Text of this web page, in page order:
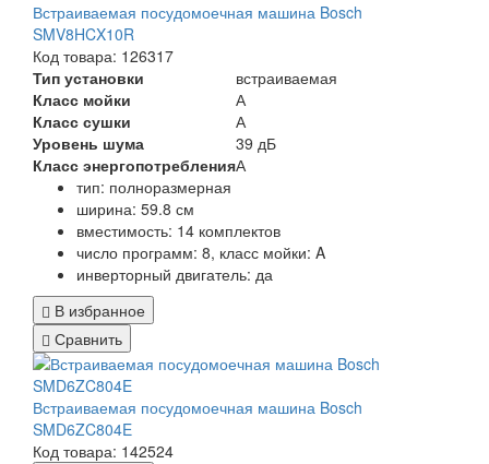
Встраиваемая посудомоечная машина Bosch
SMV8HCX10R
Код товара: 126317
Тип установки
встраиваемая
Класс мойки
А
Класс сушки
А
Уровень шума
39 дБ
Класс энергопотребленияА
тип: полноразмерная
ширина: 59.8 см
вместимость: 14 комплектов
число программ: 8, класс мойки: A
инверторный двигатель: да
В избранное
Сравнить
Встраиваемая посудомоечная машина Bosch
SMD6ZC804E
Код товара: 142524